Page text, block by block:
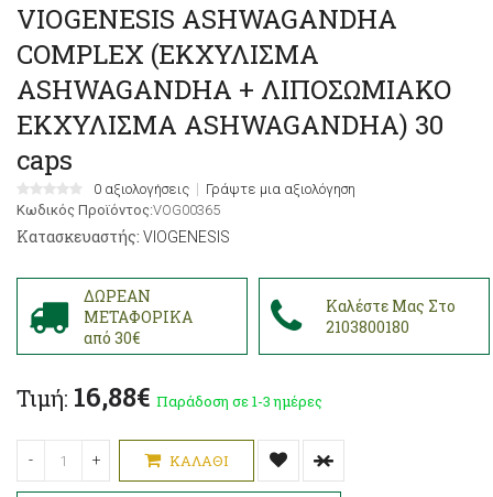
VIOGENESIS ASHWAGANDHA
COMPLEX (ΕΚΧΥΛΙΣΜΑ
ASHWAGANDHA + ΛΙΠΟΣΩΜΙΑΚΟ
ΕΚΧΥΛΙΣΜΑ ASHWAGANDHA) 30
caps
0 αξιολογήσεις
Γράψτε μια αξιολόγηση
Κωδικός Προϊόντος:VOG00365
Κατασκευαστής: VIOGENESIS
ΔΩΡΕΑΝ
ΜΕΤΑΦΟΡΙΚΑ
από 30€
Καλέστε Μας Στο
2103800180
Τιμή: 16,88€ Παράδοση σε 1-3 ημέρες
- + ΚΑΛΆΘΙ